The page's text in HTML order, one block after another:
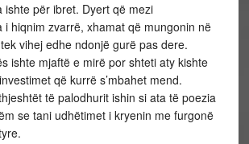
ishte për ibret. Dyert që mezi
i hiqnim zvarrë, xhamat që mungonin në
vihej edhe ndonjë gurë pas dere.
ishte mjaftë e mirë por shteti aty kishte
që kurrë s’mbahet mend.
të palodhurit ishin si ata të poezia
se tani udhëtimet i kryenin me furgonë